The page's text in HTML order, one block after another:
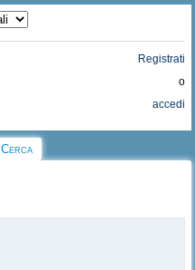
Registrati
o
accedi
Cerca